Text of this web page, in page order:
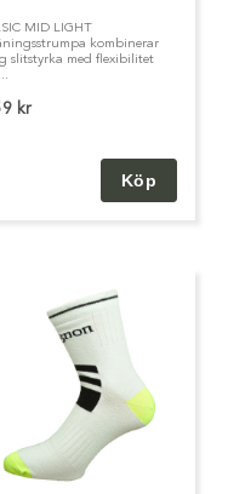
skapa produkter av
kan du
du håller dina
MID LIGHT
kombinerar
slitstyrka med flexibilitet
kr